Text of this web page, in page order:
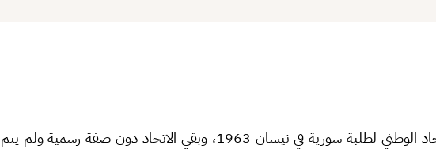
تم الإعلان عن تأسيس الاتحاد الوطني لطلبة سورية في نيسان 1963، وبقي الاتحاد دون صفة رسمية ولم يتم